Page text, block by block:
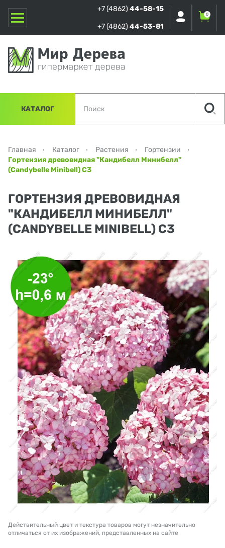
+7 (4862) 44-58-15
+7 (4862) 44-53-81
0
КАТАЛОГ
Главная Каталог Растения
Гортензии
Гортензия древовидная "Кандибелл Минибелл"
(Candybelle Minibell) С3
ГОРТЕНЗИЯ ДРЕВОВИДНАЯ
"КАНДИБЕЛЛ МИНИБЕЛЛ"
(CANDYBELLE MINIBELL) С3
Действительный цвет и текстура товаров могут незначительно
отличаться от их изображений, представленных на сайте